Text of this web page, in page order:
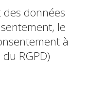
données
le
à
RGPD)